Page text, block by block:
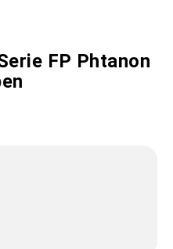
FP Phtanon